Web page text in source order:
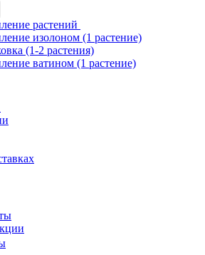
растений
изолоном (1 растение)
(1-2 растения)
ватином (1 растение)